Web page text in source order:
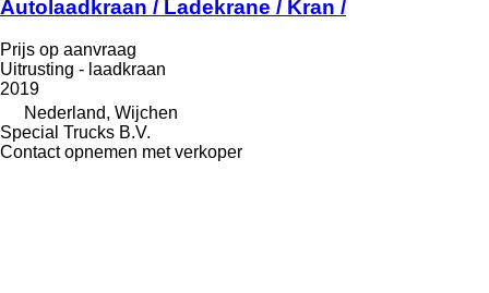
Autolaadkraan / Ladekrane / Kran /
Prijs op aanvraag
Uitrusting - laadkraan
2019
Nederland, Wijchen
Special Trucks B.V.
Contact opnemen met verkoper